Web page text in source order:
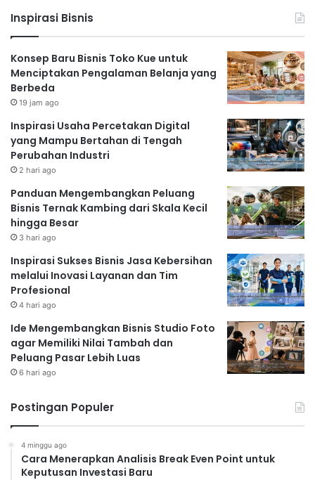
Inspirasi Bisnis
Konsep Baru Bisnis Toko Kue untuk
Menciptakan Pengalaman Belanja yang
Berbeda
19 jam ago
Inspirasi Usaha Percetakan Digital
yang Mampu Bertahan di Tengah
Perubahan Industri
2 hari ago
Panduan Mengembangkan Peluang
Bisnis Ternak Kambing dari Skala Kecil
hingga Besar
3 hari ago
Inspirasi Sukses Bisnis Jasa Kebersihan
melalui Inovasi Layanan dan Tim
Profesional
4 hari ago
Ide Mengembangkan Bisnis Studio Foto
agar Memiliki Nilai Tambah dan
Peluang Pasar Lebih Luas
6 hari ago
Postingan Populer
4 minggu ago
Cara Menerapkan Analisis Break Even Point untuk
Keputusan Investasi Baru